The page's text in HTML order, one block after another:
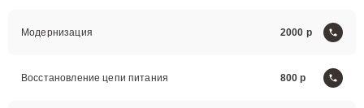
Модернизация 2000
Восстановление цепи питания 800